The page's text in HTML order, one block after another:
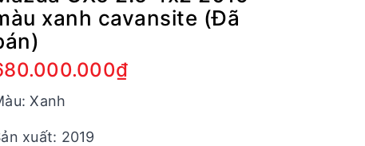
xanh cavansite (Đã
Xanh
xuất: 2019